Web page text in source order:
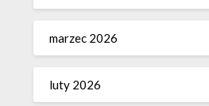
marzec 2026
luty 2026